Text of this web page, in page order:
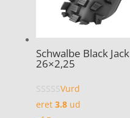
Schwalbe Black
26×2,25
Vurd
eret 3.8ud